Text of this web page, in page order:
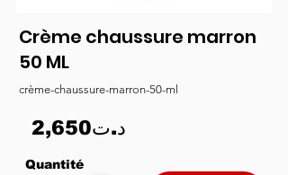
Crème chaussure marron
50 ML
crème-chaussure-marron-50-ml
2,650د.ت
Quantité